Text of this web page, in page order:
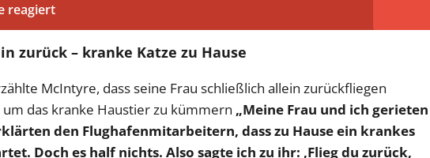
reagiert
zurück – kranke Katze zu Hause
McIntyre, dass seine Frau schließlich allein zurückfliegen
das kranke Haustier zu kümmern „Meine Frau und ich gerieten
den Flughafenmitarbeitern, dass zu Hause ein krankes
Doch es half nichts. Also sagte ich zu ihr: ‚Flieg du zurück,